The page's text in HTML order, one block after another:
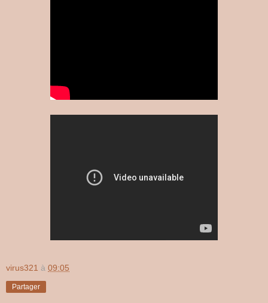
virus321 à 09:05
Partager